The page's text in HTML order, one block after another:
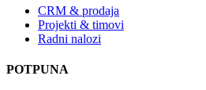
CRM & prodaja
Projekti & timovi
Radni nalozi
POTPUNA